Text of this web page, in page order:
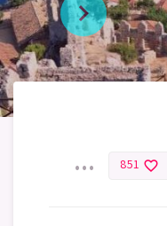
favorite_border
851
...